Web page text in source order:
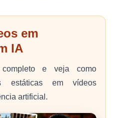
em
IA
e veja como
estáticas em vídeos
artificial.